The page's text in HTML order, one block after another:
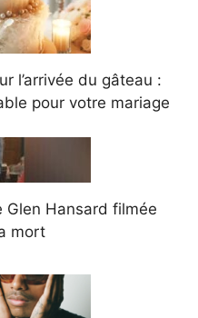
l’arrivée du gâteau :
pour votre mariage
Hansard filmée
mort